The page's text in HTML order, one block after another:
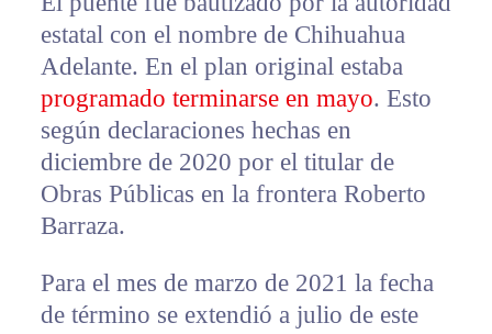
estatal con el nombre de Chihuahua
Adelante. En el plan original estaba
programado terminarse en mayo. Esto
según declaraciones hechas en
diciembre de 2020 por el titular de
Obras Públicas en la frontera Roberto
Barraza.
Para el mes de marzo de 2021 la fecha
de término se extendió a julio de este